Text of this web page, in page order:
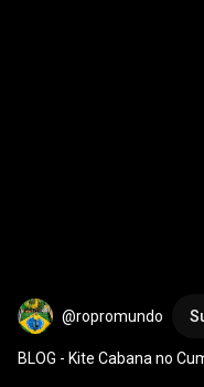
@ropromundo
BLOG - Kite Cabana no